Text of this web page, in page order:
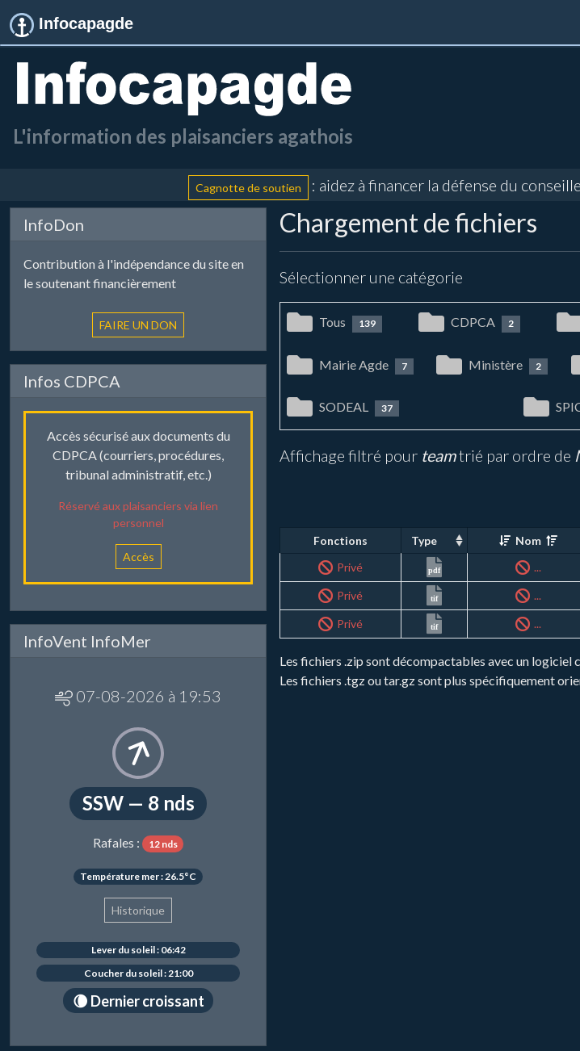
Infocapagde
L'information des plaisanciers agathois
Cagnotte de soutien : aidez à financer la défense du conseiller
InfoDon
Contribution à l'indépendance du site en
le soutenant financièrement
Infos CDPCA
Accès sécurisé aux documents du
CDPCA (courriers, procédures,
tribunal administratif, etc.)
Réservé aux plaisanciers via lien
personnel
Accès
InfoVent InfoMer
07-08-2026 à 19:53
SSW — 8 nds
Rafales : 12 nds
Température mer : 26.5°C
Historique
Lever du soleil : 06:42
Coucher du soleil : 21:00
🌘 Dernier croissant
Chargement de fichiers
Sélectionner une catégorie
Tous 139 CDPCA 2
Mairie Agde 7 Ministère 2
SODEAL 37
Affichage filtré pour teamtrié par ordre de
Fonctions Type Nom
Privé
pdf ...
Privé tif ...
Privé tif ...
Les fichiers .zip sont décompactables avec un logiciel
Les fichiers .tgz ou tar.gz sont plus spécifiquement